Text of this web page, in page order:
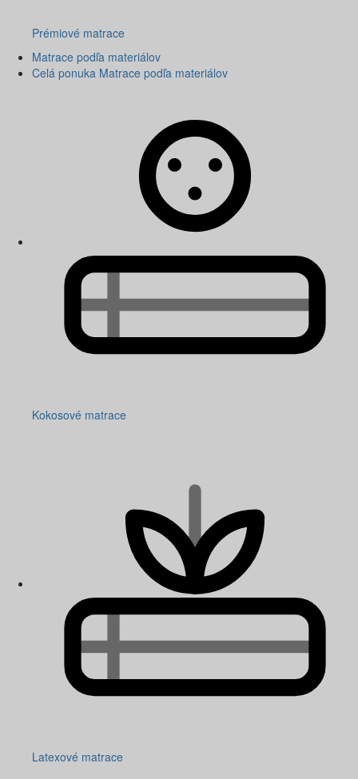
Prémiové matrace
Matrace podľa materiálov
Celá ponuka Matrace podľa materiálov
Kokosové matrace
Latexové matrace